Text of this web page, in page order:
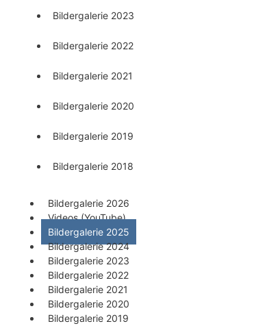
Bildergalerie 2023
Bildergalerie 2022
Bildergalerie 2021
Bildergalerie 2020
Bildergalerie 2019
Bildergalerie 2018
Bildergalerie 2026
Videos (YouTube)
Bildergalerie 2025
Bildergalerie 2024
Bildergalerie 2023
Bildergalerie 2022
Bildergalerie 2021
Bildergalerie 2020
Bildergalerie 2019